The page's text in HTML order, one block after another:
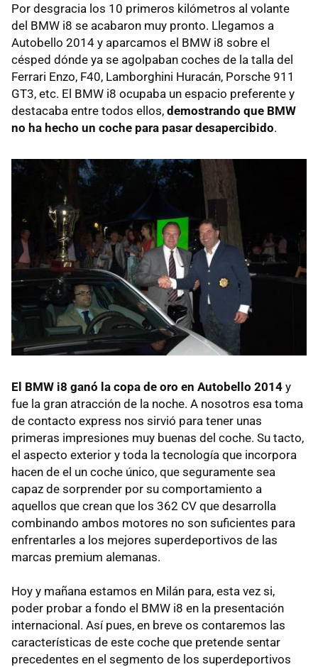
Por desgracia los 10 primeros kilómetros al volante
del BMW i8 se acabaron muy pronto. Llegamos a
Autobello 2014 y aparcamos el BMW i8 sobre el
césped dónde ya se agolpaban coches de la talla del
Ferrari Enzo, F40, Lamborghini Huracán, Porsche 911
GT3, etc. El BMW i8 ocupaba un espacio preferente y
destacaba entre todos ellos, demostrando que BMW
no ha hecho un coche para pasar desapercibido.
El BMW i8 ganó la copa de oro en Autobello 2014 y
fue la gran atracción de la noche. A nosotros esa toma
de contacto express nos sirvió para tener unas
primeras impresiones muy buenas del coche. Su tacto,
el aspecto exterior y toda la tecnología que incorpora
hacen de el un coche único, que seguramente sea
capaz de sorprender por su comportamiento a
aquellos que crean que los 362 CV que desarrolla
combinando ambos motores no son suficientes para
enfrentarles a los mejores superdeportivos de las
marcas premium alemanas.
Hoy y mañana estamos en Milán para, esta vez si,
poder probar a fondo el BMW i8 en la presentación
internacional. Así pues, en breve os contaremos las
características de este coche que pretende sentar
precedentes en el segmento de los superdeportivos